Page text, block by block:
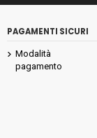
PAGAMENTI SICURI
Modalità
pagamento